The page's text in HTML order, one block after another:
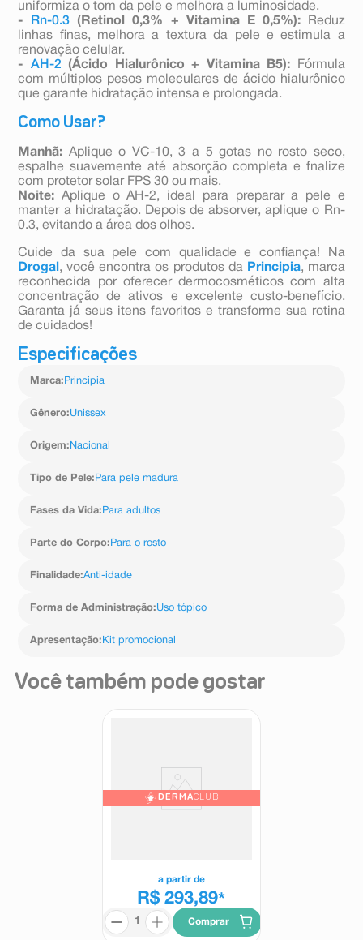
uniformiza o tom da pele e melhora a luminosidade.
-
Rn-0.3 (Retinol 0,3% + Vitamina E 0,5%):Reduz
linhas finas, melhora a textura da pele e estimula a
renovação celular.
- AH-2 (Ácido Hialurônico + Vitamina B5): Fórmula
com múltiplos pesos moleculares de ácido hialurônico
que garante hidratação intensa e prolongada.
Como Usar?
Manhã: Aplique o VC-10, 3 a 5 gotas no rosto seco,
espalhe suavemente até absorção completa e fnalize
com protetor solar FPS 30 ou mais.
Noite: Aplique o AH-2, ideal para preparar a pele e
manter a hidratação. Depois de absorver, aplique o Rn-
0.3, evitando a área dos olhos.
Cuide da sua pele com qualidade e confiança! Na
Drogal , você encontra os produtos da Principia, marca
reconhecida por oferecer dermocosméticos com alta
concentração de ativos e excelente custo-benefício.
Garanta já seus itens favoritos e transforme sua rotina
de cuidados!
Especificações
Marca: Principia
Gênero:Unissex
Origem: Nacional
Tipo de Pele: Para pele madura
Fases da Vida: Para adultos
Parte do Corpo: Para o rosto
Finalidade:Anti-idade
Forma de Administração:Uso tópico
Apresentação: Kit promocional
Você também pode gostar
DERMACLUB
a partir de
R$ 293,89*
Comprar